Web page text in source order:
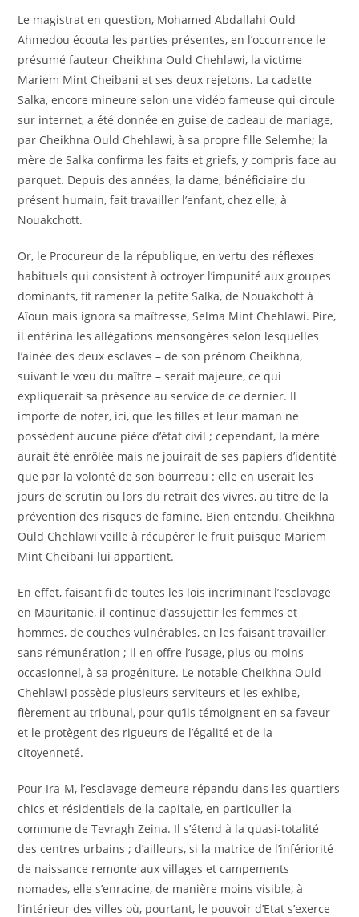
Le magistrat en question, Mohamed Abdallahi Ould
Ahmedou écouta les parties présentes, en l’occurrence le
présumé fauteur Cheikhna Ould Chehlawi, la victime
Mariem Mint Cheibani et ses deux rejetons. La cadette
Salka, encore mineure selon une vidéo fameuse qui circule
sur internet, a été donnée en guise de cadeau de mariage,
par Cheikhna Ould Chehlawi, à sa propre fille Selemhe; la
mère de Salka confirma les faits et griefs, y compris face au
parquet. Depuis des années, la dame, bénéficiaire du
présent humain, fait travailler l’enfant, chez elle, à
Nouakchott.
Or, le Procureur de la république, en vertu des réflexes
habituels qui consistent à octroyer l’impunité aux groupes
dominants, fit ramener la petite Salka, de Nouakchott à
Aïoun mais ignora sa maîtresse, Selma Mint Chehlawi. Pire,
il entérina les allégations mensongères selon lesquelles
l’ainée des deux esclaves – de son prénom Cheikhna,
suivant le vœu du maître – serait majeure, ce qui
expliquerait sa présence au service de ce dernier. Il
importe de noter, ici, que les filles et leur maman ne
possèdent aucune pièce d’état civil ; cependant, la mère
aurait été enrôlée mais ne jouirait de ses papiers d’identité
que par la volonté de son bourreau : elle en userait les
jours de scrutin ou lors du retrait des vivres, au titre de la
prévention des risques de famine. Bien entendu, Cheikhna
Ould Chehlawi veille à récupérer le fruit puisque Mariem
Mint Cheibani lui appartient.
En effet, faisant fi de toutes les lois incriminant l’esclavage
en Mauritanie, il continue d’assujettir les femmes et
hommes, de couches vulnérables, en les faisant travailler
sans rémunération ; il en offre l’usage, plus ou moins
occasionnel, à sa progéniture. Le notable Cheikhna Ould
Chehlawi possède plusieurs serviteurs et les exhibe,
fièrement au tribunal, pour qu’ils témoignent en sa faveur
et le protègent des rigueurs de l’égalité et de la
citoyenneté.
Pour Ira-M, l’esclavage demeure répandu dans les quartiers
chics et résidentiels de la capitale, en particulier la
commune de Tevragh Zeina. Il s’étend à la quasi-totalité
des centres urbains ; d’ailleurs, si la matrice de l’infériorité
de naissance remonte aux villages et campements
nomades, elle s’enracine, de manière moins visible, à
l’intérieur des villes où, pourtant, le pouvoir d’Etat s’exerce